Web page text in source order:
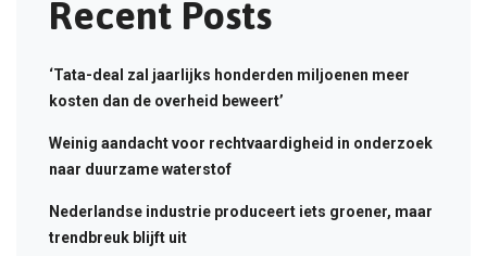
Recent Posts
‘Tata-deal zal jaarlijks honderden miljoenen meer
kosten dan de overheid beweert’
Weinig aandacht voor rechtvaardigheid in onderzoek
naar duurzame waterstof
Nederlandse industrie produceert iets groener, maar
trendbreuk blijft uit